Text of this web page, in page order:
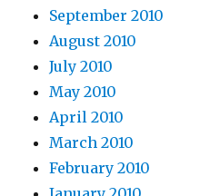
September 2010
August 2010
July 2010
May 2010
April 2010
March 2010
February 2010